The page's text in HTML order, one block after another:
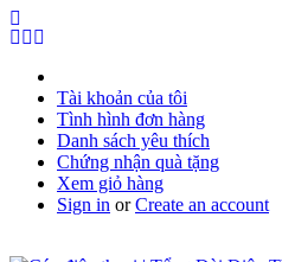
Tài khoản của tôi
Tình hình đơn hàng
Danh sách yêu thích
Chứng nhận quà tặng
Xem giỏ hàng
Sign in orCreate an account